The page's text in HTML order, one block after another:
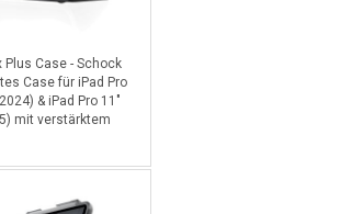
Plus Case - Schock
Case für iPad Pro
& iPad Pro 11"
mit verstärktem